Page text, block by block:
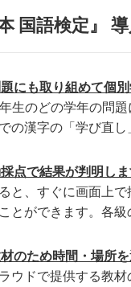
国語検定』
にも取り組めて個
生のどの学年の問
漢字の「学び直し
点で結果が判明し
と、すぐに画面上
とができます。各
のため時間・場所
ウドで提供する教